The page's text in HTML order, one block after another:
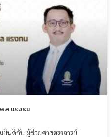
ล แรงธน
ยินดีกับ ผู้ช่วยศาสตราจารย์